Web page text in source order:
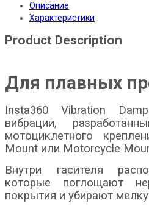
Описание
Характеристики
Product Description
Для плавных
Insta360 Vibration
вибрации,
мотоциклетного
Mount или Motorcycle
Внутри гасителя
которые поглощают
покрытия и убирают